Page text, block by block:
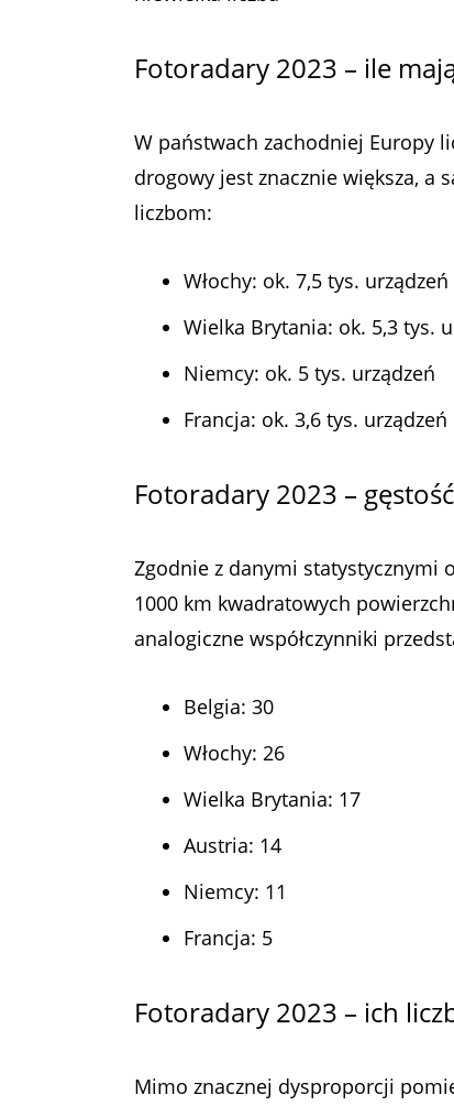
Fotoradary 2023 – ile
W państwach zachodniej Europy
drogowy jest znacznie większa, a
liczbom:
Włochy: ok. 7,5 tys. urządzeń
Wielka Brytania: ok. 5,3 tys.
Niemcy: ok. 5 tys. urządzeń
Francja: ok. 3,6 tys. urządzeń
Fotoradary 2023 –
Zgodnie z danymi statystycznymi
1000 km kwadratowych
analogiczne współczynniki
Belgia: 30
Włochy: 26
Wielka Brytania: 17
Austria: 14
Niemcy: 11
Francja: 5
Fotoradary 2023 – ich
Mimo znacznej dysproporcji